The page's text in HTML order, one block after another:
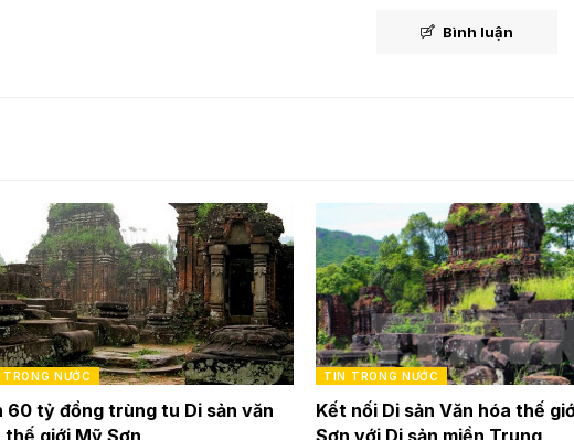
Bình luận
NƯỚC
60 tỷ đồng trùng tu Di sản văn
TIN TRONG NƯỚC
Kết nối Di sản Văn hóa thế